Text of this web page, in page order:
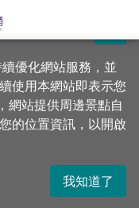
「桃園市112
點燈活動」
1142
關閉
優化網站服務，並
使用本網站即表示您
網站提供周邊景點自
的位置資訊，以開啟
我知道了